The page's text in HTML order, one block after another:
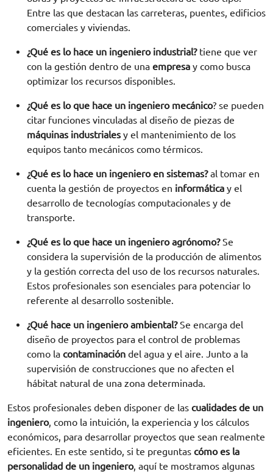
Entre las que destacan las carreteras, puentes, edificios
comerciales y viviendas.
¿Qué es lo hace un ingeniero industrial?tiene que ver
con la gestión dentro de una empresa y como busca
optimizar los recursos disponibles.
¿Qué es lo que hace un ingeniero mecánico? se pueden
citar funciones vinculadas al diseño de piezas de
máquinas industriales y el mantenimiento de los
equipos tanto mecánicos como térmicos.
¿Qué es lo hace un ingeniero en sistemas?al tomar en
cuenta la gestión de proyectos en informática y el
desarrollo de tecnologías computacionales y de
transporte.
¿Qué es lo que hace un ingeniero agrónomo?Se
considera la supervisión de la producción de alimentos
y la gestión correcta del uso de los recursos naturales.
Estos profesionales son esenciales para potenciar lo
referente al desarrollo sostenible.
¿Qué hace un ingeniero ambiental?Se encarga del
diseño de proyectos para el control de problemas
como la contaminación del agua y el aire. Junto a la
supervisión de construcciones que no afecten el
hábitat natural de una zona determinada.
Estos profesionales deben disponer de las cualidades de un
ingeniero, como la intuición, la experiencia y los cálculos
económicos, para desarrollar proyectos que sean realmente
eficientes. En este sentido, si te preguntas cómo es la
personalidad de un ingeniero, aquí te mostramos algunas